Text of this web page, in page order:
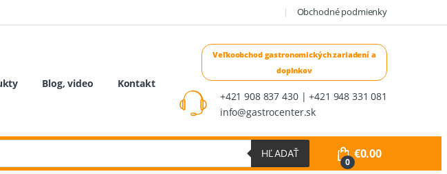
Obchodné podmienky
Blog, video
Kontakt
+421 908 837 430 | +421 948 331 081
info@gastrocenter.sk
HĽADAŤ
0
€0.00